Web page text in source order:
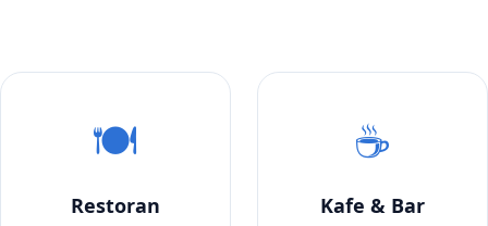
🍽️
Restoran
☕
Kafe & Bar